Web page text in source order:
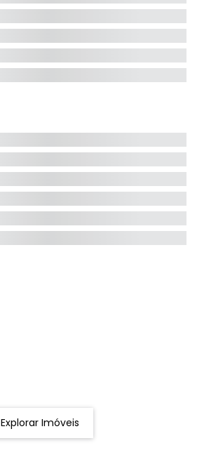
Explorar Imóveis